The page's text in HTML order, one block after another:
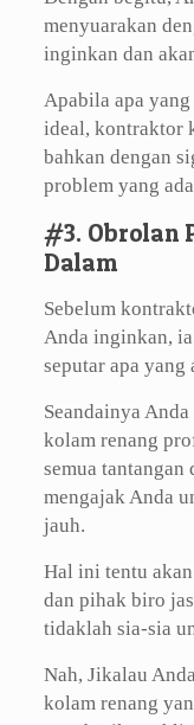
menyuarakan
inginkan dan
Apabila apa
ideal, kontraktor
bahkan dengan
problem yang
#3. Obrolan
Dalam
Sebelum
Anda inginkan, ia
seputar apa yang
Seandainya
kolam renang
semua tantangan
mengajak Anda
jauh.
Hal ini tentu
dan pihak biro
tidaklah sia-sia
Nah, Jikalau
kolam renang